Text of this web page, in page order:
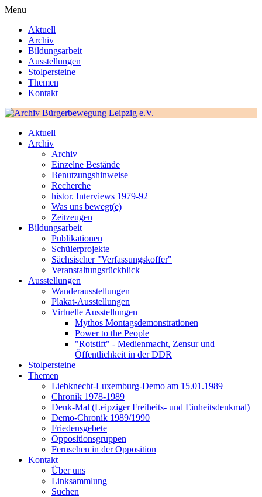
Menu
Aktuell
Archiv
Bildungsarbeit
Ausstellungen
Stolpersteine
Themen
Kontakt
Aktuell
Archiv
Archiv
Einzelne Bestände
Benutzungshinweise
Recherche
histor. Interviews 1979-92
Was uns bewegt(e)
Zeitzeugen
Bildungsarbeit
Publikationen
Schülerprojekte
Sächsischer "Verfassungskoffer"
Veranstaltungsrückblick
Ausstellungen
Wanderausstellungen
Plakat-Ausstellungen
Virtuelle Ausstellungen
Mythos Montagsdemonstrationen
Power to the People
"Rotstift" - Medienmacht, Zensur und
Öffentlichkeit in der DDR
Stolpersteine
Themen
Liebknecht-Luxemburg-Demo am 15.01.1989
Chronik 1978-1989
Denk-Mal (Leipziger Freiheits- und Einheitsdenkmal)
Demo-Chronik 1989/1990
Friedensgebete
Oppositionsgruppen
Fernsehen in der Opposition
Kontakt
Über uns
Linksammlung
Suchen